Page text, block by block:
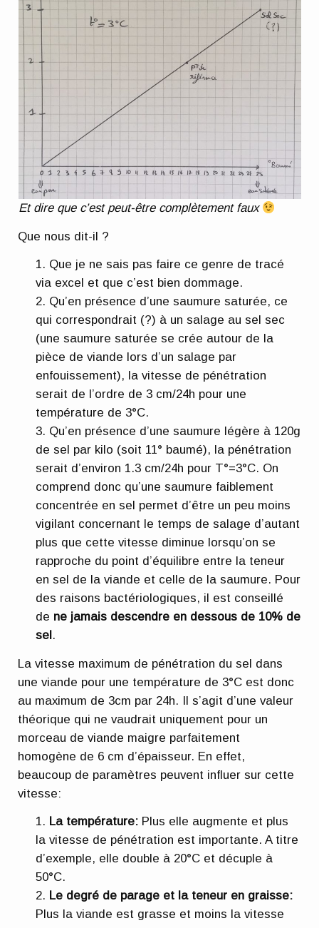
Et dire que c’est peut-être complètement faux
Que nous dit-il ?
Que je ne sais pas faire ce genre de tracé
via excel et que c’est bien dommage.
Qu’en présence d’une saumure saturée, ce
qui correspondrait (?) à un salage au sel sec
(une saumure saturée se crée autour de la
pièce de viande lors d’un salage par
enfouissement), la vitesse de pénétration
serait de l’ordre de 3 cm/24h pour une
température de 3°C.
Qu’en présence d’une saumure légère à 120g
de sel par kilo (soit 11° baumé), la pénétration
serait d’environ 1.3 cm/24h pour T°=3°C. On
comprend donc qu’une saumure faiblement
concentrée en sel permet d’être un peu moins
vigilant concernant le temps de salage d’autant
plus que cette vitesse diminue lorsqu’on se
rapproche du point d’équilibre entre la teneur
en sel de la viande et celle de la saumure. Pour
des raisons bactériologiques, il est conseillé
de ne jamais descendre en dessous de 10% de
sel .
La vitesse maximum de pénétration du sel dans
une viande pour une température de 3°C est donc
au maximum de 3cm par 24h. Il s’agit d’une valeur
théorique qui ne vaudrait uniquement pour un
morceau de viande maigre parfaitement
homogène de 6 cm d’épaisseur. En effet,
beaucoup de paramètres peuvent influer sur cette
vitesse:
La température: Plus elle augmente et plus
la vitesse de pénétration est importante. A titre
d’exemple, elle double à 20°C et décuple à
50°C.
Le degré de parage et la teneur en graisse:
Plus la viande est grasse et moins la vitesse